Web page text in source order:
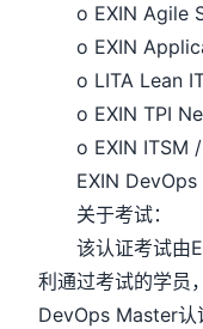
o EXIN Agile
o EXIN
o LITA Lean
o EXIN TPI
o EXIN ITSM /
EXIN DevOps
关于考试：
该认证考试由
利通过考试的学员
DevOps Master认